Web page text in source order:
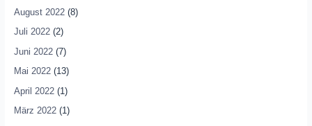
August 2022(8)
Juli 2022(2)
Juni 2022(7)
Mai 2022(13)
April 2022(1)
März 2022(1)